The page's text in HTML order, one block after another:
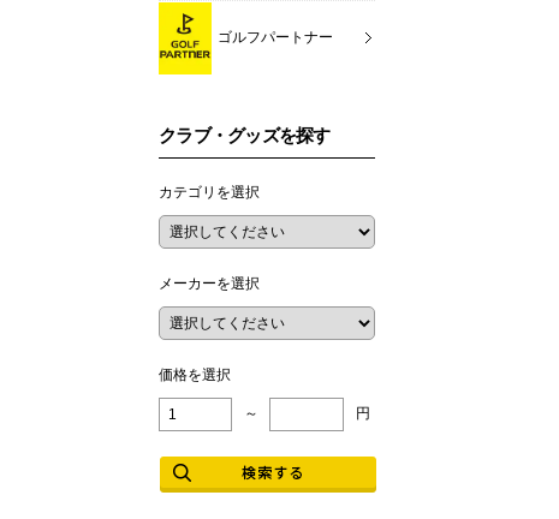
ゴルフパートナー
クラブ・グッズを探す
カテゴリを選択
メーカーを選択
価格を選択
～ 円